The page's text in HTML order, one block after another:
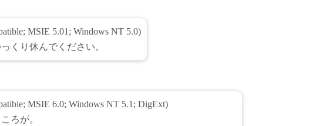
MSIE 5.01; Windows NT 5.0)
くり休んでください。
MSIE 6.0; Windows NT 5.1; DigExt)
ろが。